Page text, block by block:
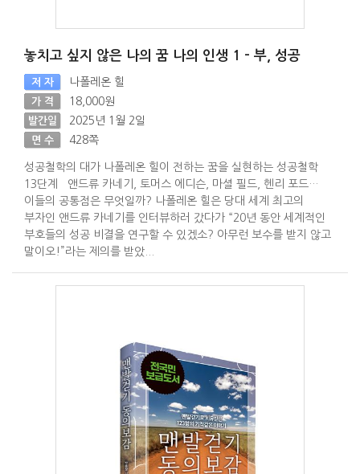
놓치고 싶지 않은 나의 꿈 나의 인생 1 - 부, 성공
저 자 나폴레온 힐
가 격 18,000원
발간일 2025년 1월 2일
면 수 428쪽
성공철학의 대가 나폴레온 힐이 전하는 꿈을 실현하는 성공철학
13단계 앤드류 카네기, 토머스 에디슨, 마셜 필드, 헨리 포드…
이들의 공통점은 무엇일까? 나폴레온 힐은 당대 세계 최고의
부자인 앤드류 카네기를 인터뷰하러 갔다가 “20년 동안 세계적인
부호들의 성공 비결을 연구할 수 있겠소? 아무런 보수를 받지 않고
말이오!”라는 제의를 받았...